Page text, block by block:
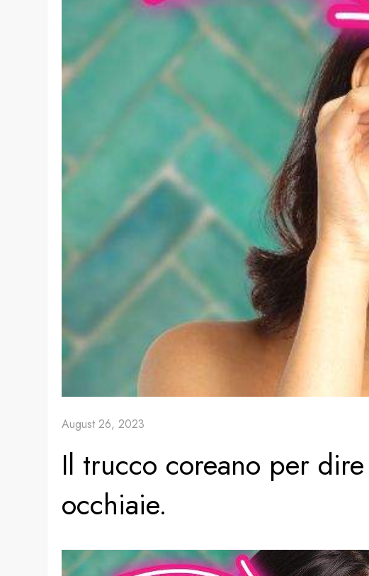
August 26, 2023
Il trucco coreano per
occhiaie.